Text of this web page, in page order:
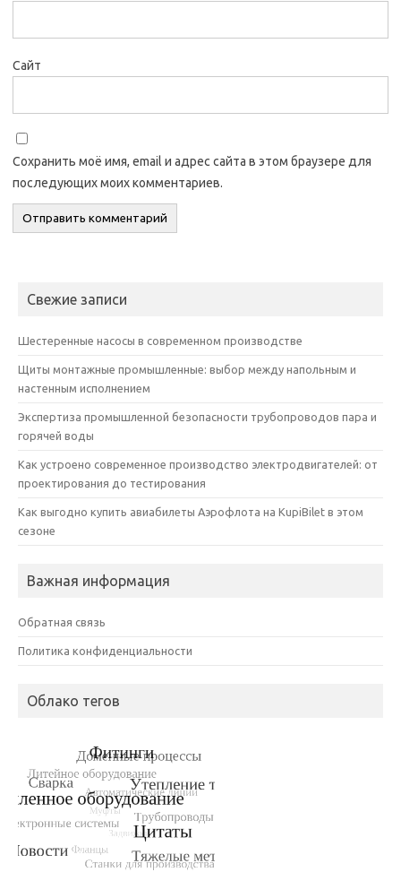
Сайт
Сохранить моё имя, email и адрес сайта в этом браузере для
последующих моих комментариев.
Свежие записи
Шестеренные насосы в современном производстве
Щиты монтажные промышленные: выбор между напольным и
настенным исполнением
Экспертиза промышленной безопасности трубопроводов пара и
горячей воды
Как устроено современное производство электродвигателей: от
проектирования до тестирования
Как выгодно купить авиабилеты Аэрофлота на KupiBilet в этом
сезоне
Важная информация
Обратная связь
Политика конфиденциальности
Облако тегов